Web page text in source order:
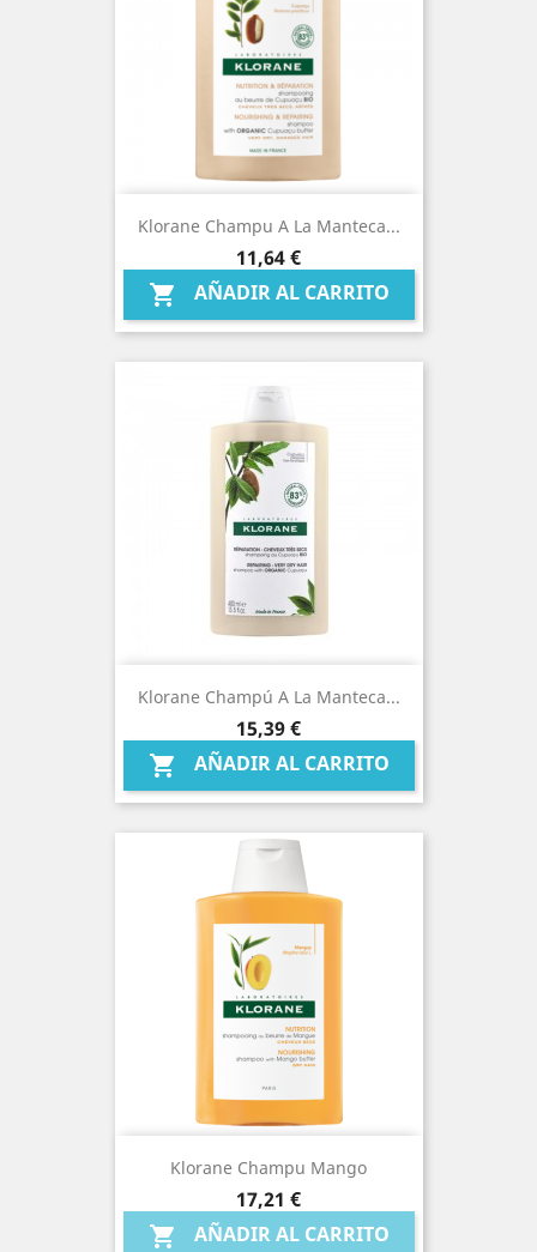
Klorane Champu A La Manteca...
Precio
11,64 €
 AÑADIR AL CARRITO
Klorane Champú A La Manteca...
Precio
15,39 €
 AÑADIR AL CARRITO
Klorane Champu Mango
Precio
17,21 €
 AÑADIR AL CARRITO